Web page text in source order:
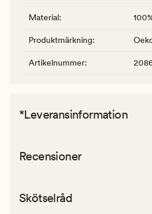
Material:
Produktmärkning:
Artikelnummer:
*Leveransinformation
Recensioner
Skötselråd